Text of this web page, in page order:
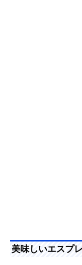
美味しいエスプ